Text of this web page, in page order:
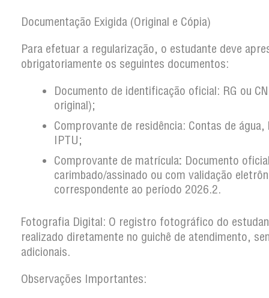
Documentação Exigida (Original e Cópia)
Para efetuar a regularização, o estudante deve
obrigatoriamente os seguintes documentos:
Documento de identificação oficial: RG ou
original);
Comprovante de residência: Contas de água,
IPTU;
Comprovante de matrícula: Documento
carimbado/assinado ou com validação
correspondente ao período 2026.2.
Fotografia Digital: O registro fotográfico do
realizado diretamente no guichê de atendimento,
adicionais.
Observações Importantes: